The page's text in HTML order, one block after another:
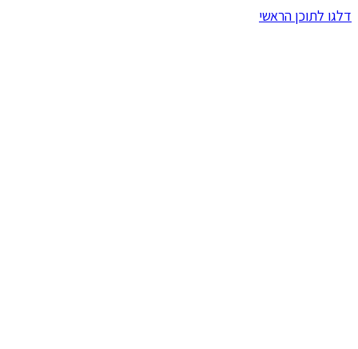
דלגו לתוכן הראשי